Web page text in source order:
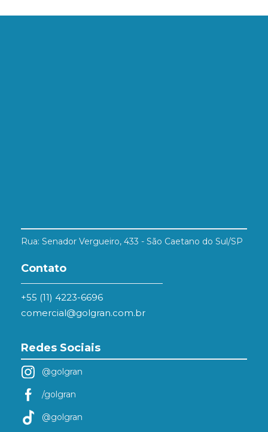
Rua: Senador Vergueiro, 433 - São Caetano do Sul/SP
Contato
+55 (11) 4223-6696
comercial@golgran.com.br
Redes Sociais
@golgran
/golgran
@golgran